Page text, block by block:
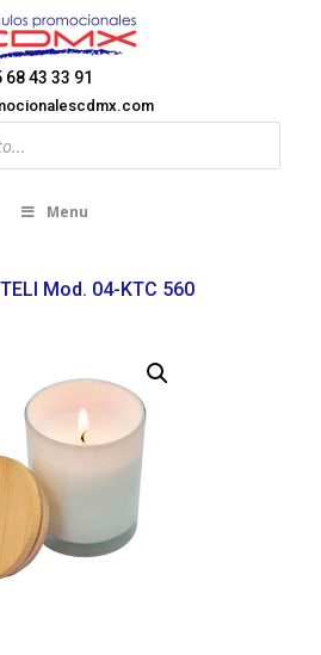
43 33 91
Menu
Mod. 04-KTC 560